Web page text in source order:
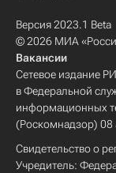
Версия 2023.1 Beta
© 2026 МИА
Вакансии
Сетевое издание
в Федеральной
информационных
(Роскомнадзор) 08
Свидетельство о
Учредитель: